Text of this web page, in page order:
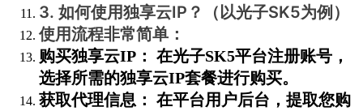
3. 如何使用独享云IP？（以光子SK5为例）
使用流程非常简单：
购买独享云IP： 在光子SK5平台注册账号，
选择所需的独享云IP套餐进行购买。
获取代理信息： 在平台用户后台，提取您购